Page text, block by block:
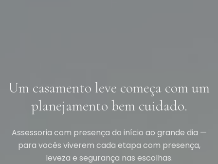
Um casamento leve começa com um
planejamento bem cuidado.
Assessoria com presença do início ao grande dia —
para vocês viverem cada etapa com presença,
leveza e segurança nas escolhas.